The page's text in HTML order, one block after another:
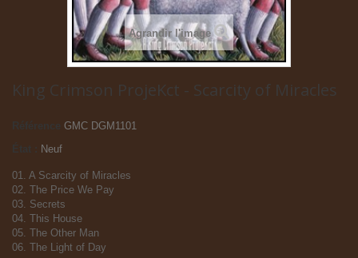
Agrandir l'image
King Crimson ProjeKct - Scarcity of Miracles
Référence
GMC DGM1101
Neuf
01. A Scarcity of Miracles
02. The Price We Pay
03. Secrets
04. This House
05. The Other Man
06. The Light of Day